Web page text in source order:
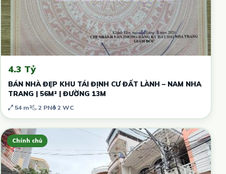
4.3 Tỷ
BÁN NHÀ ĐẸP KHU TÁI ĐỊNH CƯ ĐẤT LÀNH – NAM NHA
TRANG | 56M² | ĐƯỜNG 13M
54 m² 2 PN 2 WC
Chính chủ